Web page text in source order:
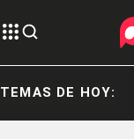
TEMAS DE HOY: